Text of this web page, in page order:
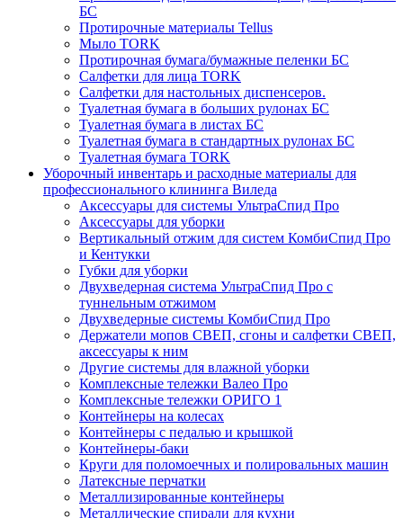
БС
Протирочные материалы Tellus
Мыло TORK
Протирочная бумага/бумажные пеленки БС
Салфетки для лица TORK
Салфетки для настольных диспенсеров.
Туалетная бумага в больших рулонах БС
Туалетная бумага в листах БС
Туалетная бумага в стандартных рулонах БС
Туалетная бумага TORK
Уборочный инвентарь и расходные материалы для
профессионального клининга Виледа
Аксессуары для системы УльтраСпид Про
Аксессуары для уборки
Вертикальный отжим для систем КомбиСпид Про
и Кентукки
Губки для уборки
Двухведерная система УльтраСпид Про с
туннельным отжимом
Двухведерные системы КомбиСпид Про
Держатели мопов СВЕП, сгоны и салфетки СВЕП,
аксессуары к ним
Другие системы для влажной уборки
Комплексные тележки Валео Про
Комплексные тележки ОРИГО 1
Контейнеры на колесах
Контейнеры с педалью и крышкой
Контейнеры-баки
Круги для поломоечных и полировальных машин
Латексные перчатки
Металлизированные контейнеры
Металлические спирали для кухни